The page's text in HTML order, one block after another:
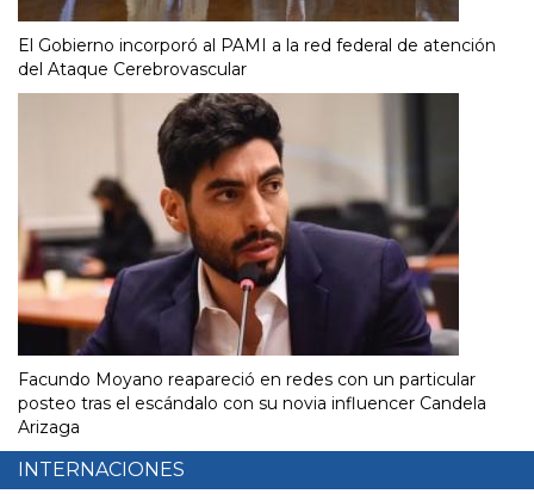
El Gobierno incorporó al PAMI a la red federal de atención
del Ataque Cerebrovascular
Facundo Moyano reapareció en redes con un particular
posteo tras el escándalo con su novia influencer Candela
Arizaga
INTERNACIONES